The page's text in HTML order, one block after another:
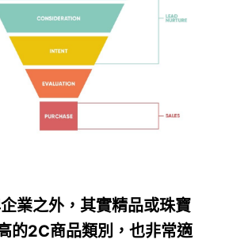
業之外，其實精品或珠寶
的2C商品類別，也非常適